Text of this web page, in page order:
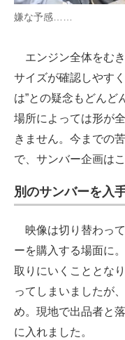
嫌な予感……
エンジン全体をむ
サイズが確認しやす
は”との疑念もどんど
場所によっては形が
きません。今までの
で、サンバー企画は
別のサンバーを入
映像は切り替わっ
ーを購入する場面に
取りにいくこととな
ってしまいましたが
め。現地で出品者と
に入れました。